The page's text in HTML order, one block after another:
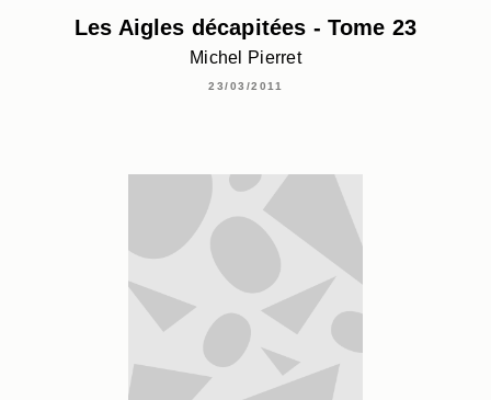
Les Aigles décapitées - Tome 23
Michel Pierret
23/03/2011